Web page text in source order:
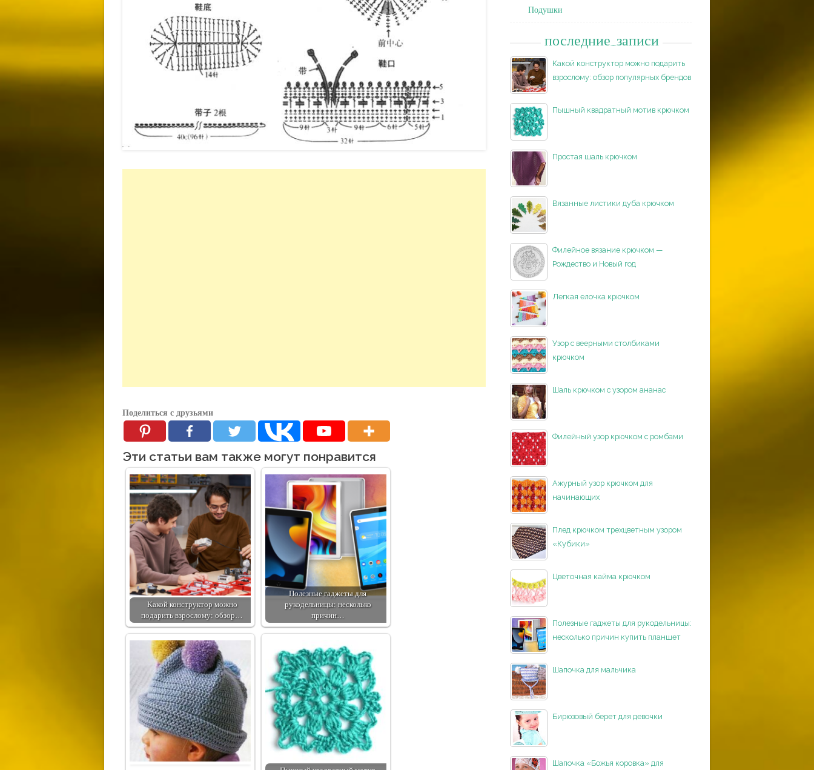
Поделиться с друзьями
Эти статьи вам также могут понравится
Какой конструктор можно
подарить взрослому: обзор…
Полезные гаджеты для
рукодельницы: несколько
причин…
Подушки
последние_записи
Какой конструктор можно подарить
взрослому: обзор популярных брендов
Пышный квадратный мотив крючком
Простая шаль крючком
Вязанные листики дуба крючком
Филейное вязание крючком —
Рождество и Новый год
Легкая елочка крючком
Узор с веерными столбиками
крючком
Шаль крючком с узором ананас
Филейный узор крючком с ромбами
Ажурный узор крючком для
начинающих
Плед крючком трехцветным узором
«Кубики»
Цветочная кайма крючком
Полезные гаджеты для рукодельницы:
несколько причин купить планшет
Шапочка для мальчика
Бирюзовый берет для девочки
Шапочка «Божья коровка» для